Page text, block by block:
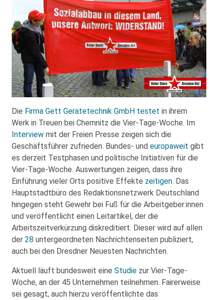
Die Firma Gett Gerätetechnik GmbH testet in ihrem
Werk in Treuen bei Chemnitz die Vier-Tage-Woche. Im
Interview mit der Freien Presse zeigen sich die
Geschäftsführer zufrieden. Bundes- und europaweit gibt
es derzeit Testphasen und politische Initiativen für die
Vier-Tage-Woche. Auswertungen zeigen, dass ihre
Einführung vieler Orts positive Effekte zeitigen. Das
Hauptstadtbüro des Redaktionsnetzwerk Deutschland
hingegen steht Gewehr bei Fuß für die Arbeitgeber:innen
und veröffentlicht einen Leitartikel, der die
Arbeitszeitverkürzung diskreditiert. Dieser wird auf allen
der 28 untergeordneten Nachrichtenseiten publiziert,
auch bei den Dresdner Neuesten Nachrichten.
Aktuell läuft bundesweit eine Studie zur Vier-Tage-
Woche, an der 45 Unternehmen teilnehmen. Fairerweise
sei gesagt, auch hierzu veröffentlichte das